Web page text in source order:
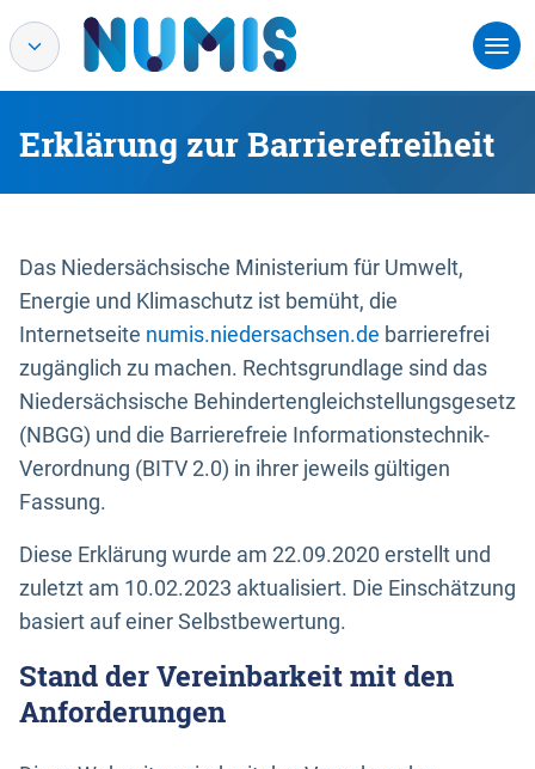
Erklärung zur Barrierefreiheit
Das Niedersächsische Ministerium für Umwelt,
Energie und Klimaschutz ist bemüht, die
Internetseite numis.niedersachsen.de barrierefrei
zugänglich zu machen. Rechtsgrundlage sind das
Niedersächsische Behindertengleichstellungsgesetz
(NBGG) und die Barrierefreie Informationstechnik-
Verordnung (BITV 2.0) in ihrer jeweils gültigen
Fassung.
Diese Erklärung wurde am 22.09.2020 erstellt und
zuletzt am 10.02.2023 aktualisiert. Die Einschätzung
basiert auf einer Selbstbewertung.
Stand der Vereinbarkeit mit den
Anforderungen